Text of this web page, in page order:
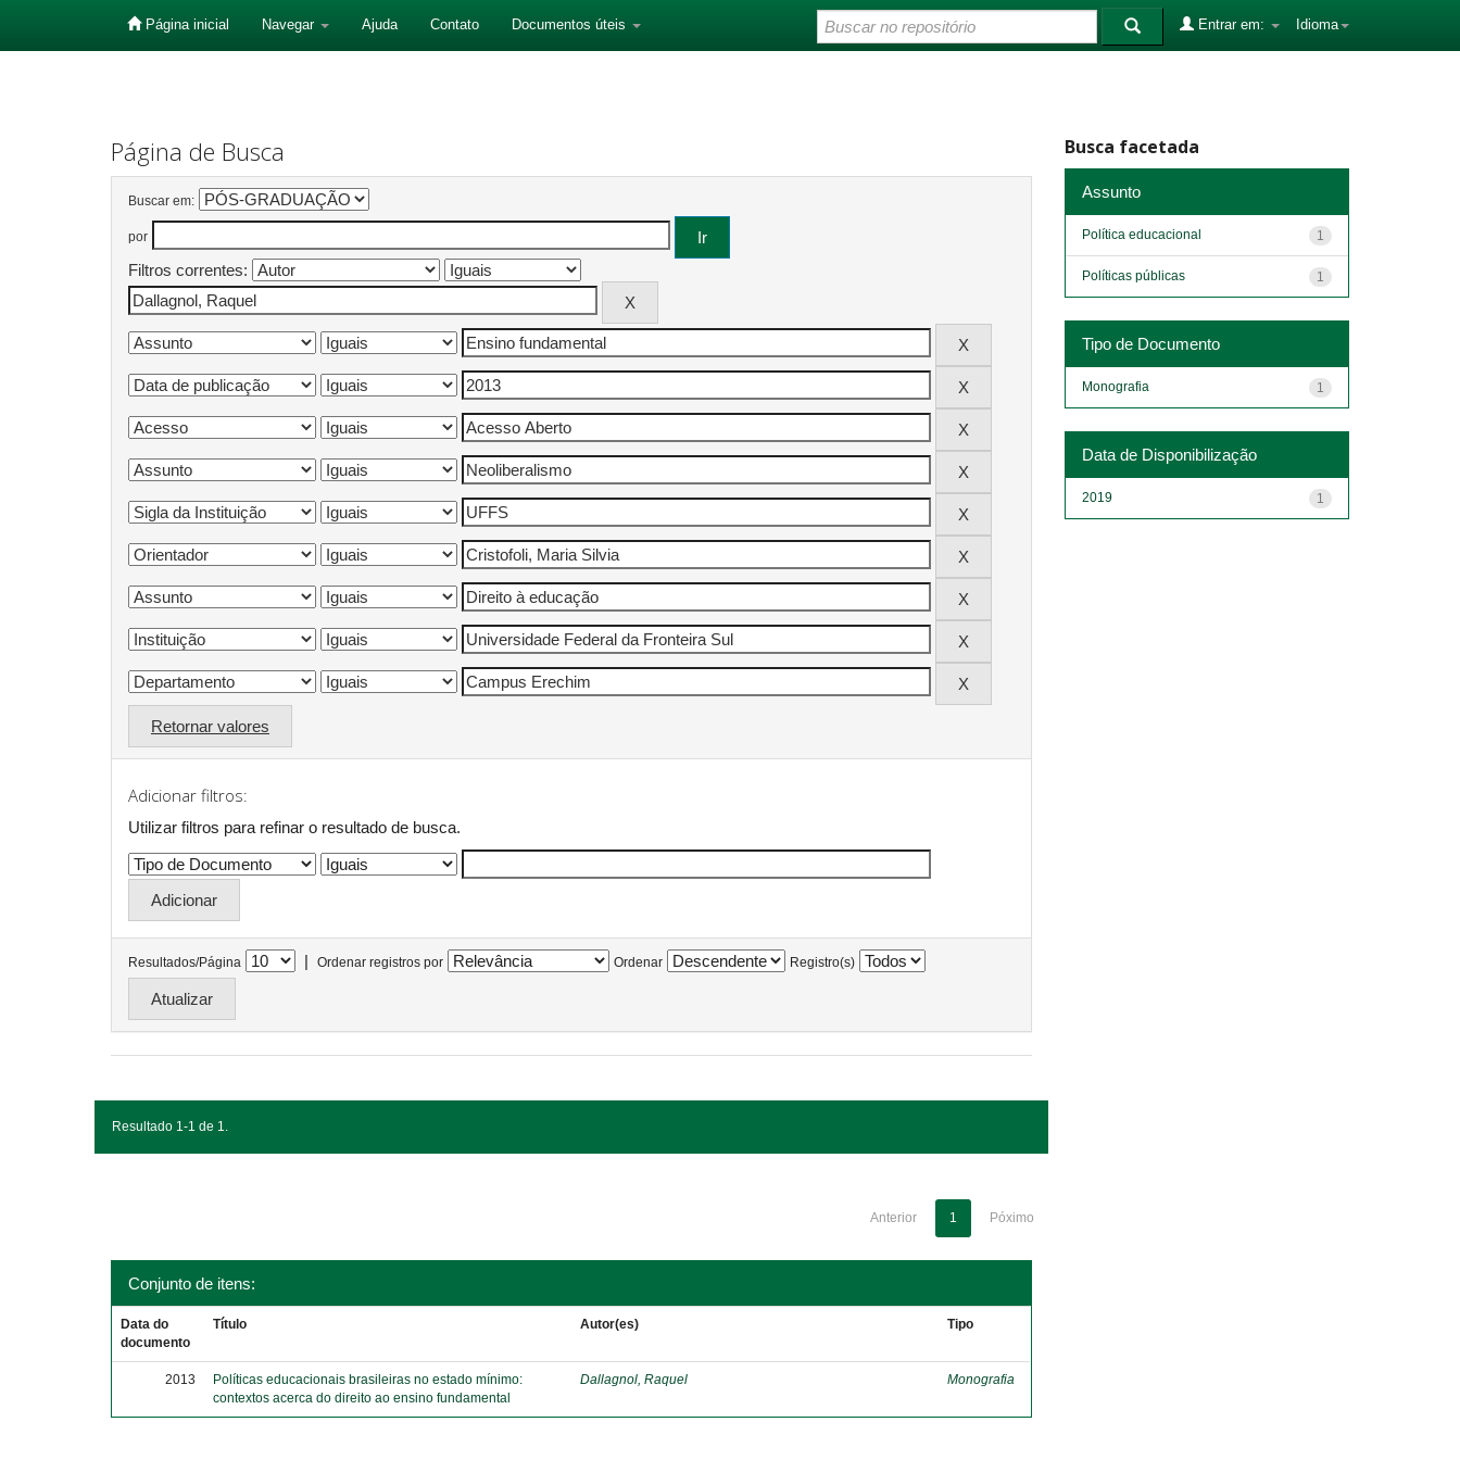
Página inicial Navegar Ajuda Contato Documentos úteis Idioma
Entrar em:
Página de Busca
Buscar em:
por
Filtros correntes:
Retornar valores
Adicionar filtros:
Utilizar filtros para refinar o resultado de busca.
Resultados/Página | Ordenar registros por Ordenar Registro(s)
Resultado 1-1 de 1.
Anterior 1 Póximo
Conjunto de itens:
Data do
documento
Título Autor(es) Tipo
2013
Políticas educacionais brasileiras no estado mínimo:
contextos acerca do direito ao ensino fundamental
Dallagnol, Raquel Monografia
Busca facetada
Assunto
1
Política educacional
1
Políticas públicas
Tipo de Documento
1
Monografia
Data de Disponibilização
1
2019